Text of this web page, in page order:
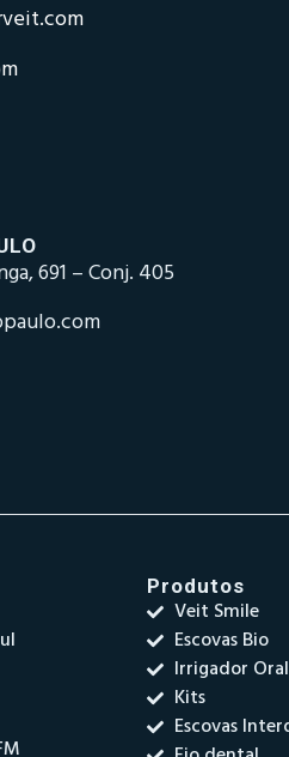
691 – Conj. 405
Produtos
Veit Smile
Escovas Bio
Irrigador Oral
Kits
Escovas